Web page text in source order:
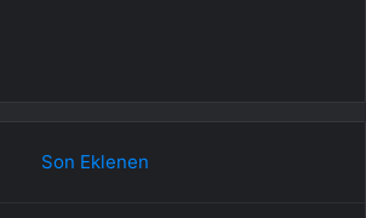
Son Eklenen